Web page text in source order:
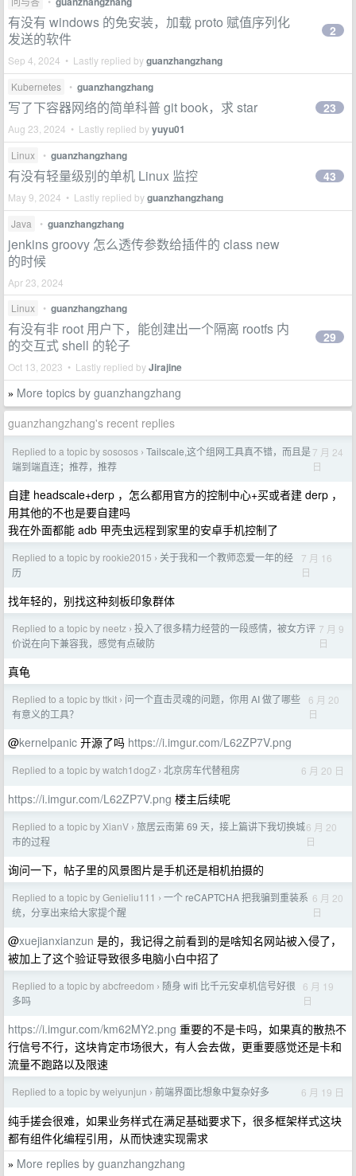
有没有 windows 的免安装，加载 proto 赋值序列化
发送的软件
Sep 4, 2024 • Lastly replied byguanzhangzhang
2
Kubernetes • guanzhangzhang
写了下容器网络的简单科普 git book，求 star
Aug 23, 2024 • Lastly replied byyuyu01
23
Linux • guanzhangzhang
有没有轻量级别的单机 Linux 监控
May 9, 2024 • Lastly replied byguanzhangzhang
43
Java • guanzhangzhang
jenkins groovy 怎么透传参数给插件的 class new
的时候
Apr 23, 2024
Linux
• guanzhangzhang
有没有非 root 用户下，能创建出一个隔离 rootfs 内
的交互式 shell 的轮子
Oct 13, 2023 • Lastly replied byJirajine
29
» More topics by guanzhangzhang
guanzhangzhang's recent replies
Replied to a topic by sososos › Tailscale,这个组网工具真不错，而且是
端到端直连；推荐，推荐
7 月 24
日
自建 headscale+derp ，怎么都用官方的控制中心+买或者建 derp ，
用其他的不也是要自建吗
我在外面都能 adb 甲壳虫远程到家里的安卓手机控制了
Replied to a topic by rookie2015 › 关于我和一个教师恋爱一年的经
历
7 月 16
日
找年轻的，别找这种刻板印象群体
Replied to a topic by neetz › 投入了很多精力经营的一段感情，被女方评
价说在向下兼容我，感觉有点破防
7 月 9
日
真龟
Replied to a topic by ttkit › 问一个直击灵魂的问题，你用 AI 做了哪些
有意义的工具？
6 月 20
日
@kernelpanic 开源了吗 https://i.imgur.com/L62ZP7V.png
Replied to a topic by watch1dogZ › 北京房车代替租房 6 月 20 日
https://i.imgur.com/L62ZP7V.png 楼主后续呢
Replied to a topic by XianV › 旅居云南第 69 天，接上篇讲下我切换城
市的过程
6 月 20
日
询问一下，帖子里的风景图片是手机还是相机拍摄的
Replied to a topic by Genieliu111 › 一个 reCAPTCHA 把我骗到重装系
统，分享出来给大家提个醒
6 月 20
日
@xuejianxianzun 是的，我记得之前看到的是啥知名网站被入侵了，
被加上了这个验证导致很多电脑小白中招了
Replied to a topic by abcfreedom › 随身 wifi 比千元安卓机信号好很
多吗
6 月 19
日
https://i.imgur.com/km62MY2.png 重要的不是卡吗，如果真的散热不
行信号不行，这块肯定市场很大，有人会去做，更重要感觉还是卡和
流量不跑路以及限速
Replied to a topic by weiyunjun › 前端界面比想象中复杂好多 6 月 19 日
纯手搓会很难，如果业务样式在满足基础要求下，很多框架样式这块
都有组件化编程引用，从而快速实现需求
» More replies by guanzhangzhang